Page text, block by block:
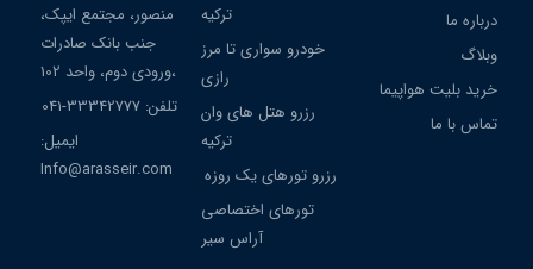
درباره ما
وبلاگ
خرید بلیت هواپیما
تماس با ما
ترکیه
خودرو سواری تا مرز
رازی
رزرو هتل های وان
ترکیه
رزرو تورهای یک روزه
تورهای اختصاصی
آراس سیر
منصور، مجتمع ایپک،
جنب بانک صادرات
،ورودی دوم، واحد 102
تلفن: 33342777-041
ایمیل:
Info@arasseir.com